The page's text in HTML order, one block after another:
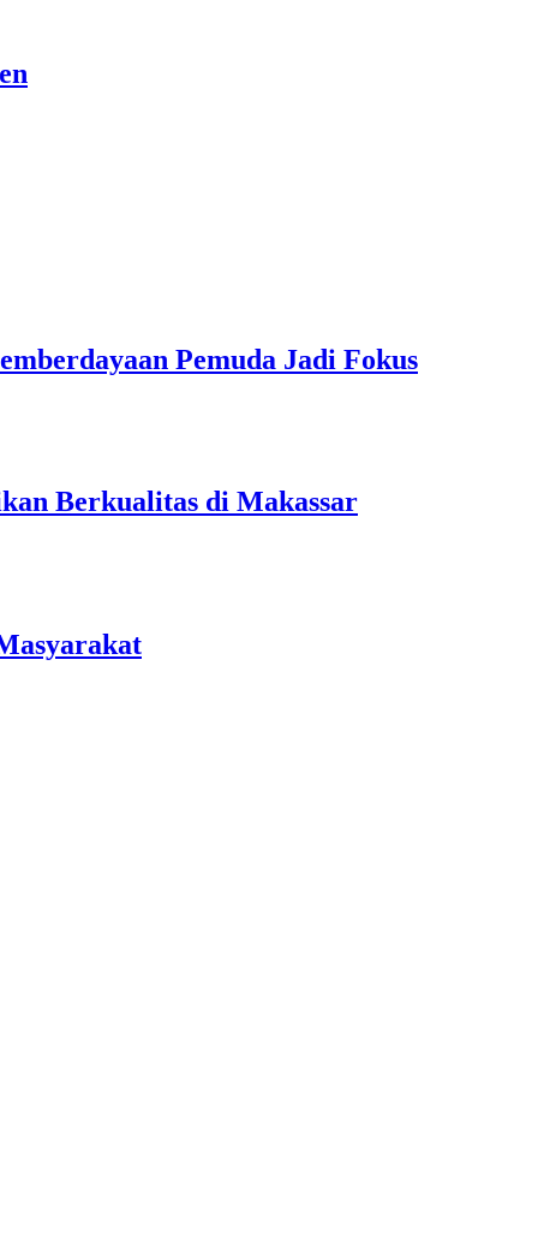
Pemuda Jadi Fokus
Berkualitas di Makassar